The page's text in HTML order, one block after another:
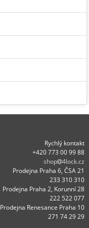
Rychlý kontakt
+420 773 00 99 88
shop
4lock.cz
Prodejna Praha 6, ČSA 21
233 310 310
Prodejna Praha 2, Korunní 28
222 522 077
Prodejna Renesance Praha 10
271 74 29 29